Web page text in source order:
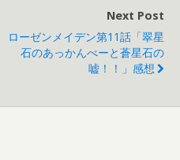
Next Post
ローゼンメイデン第11話「翠星
石のあっかんべーと蒼星石の
嘘！！」感想